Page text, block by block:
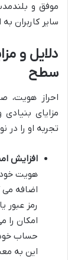
موفق و
سایر کاربران
دلایل و
سطح
احراز هویت،
مزایای
تجربه او را در
افزایش
هویت
اضافه می
رمز عبور
امکان را
حساب
این به